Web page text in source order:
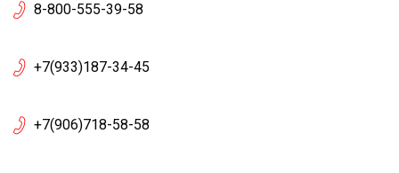
8-800-555-39-58
+7(933)187-34-45
+7(906)718-58-58